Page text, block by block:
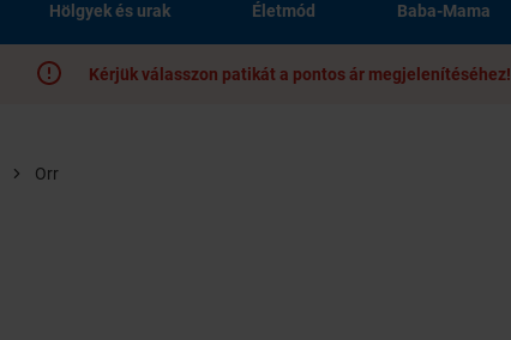
Hölgyek és urak Életmód Baba-Mama
Kérjük válasszon patikát a pontos ár megjelenítéséhez!
Orr